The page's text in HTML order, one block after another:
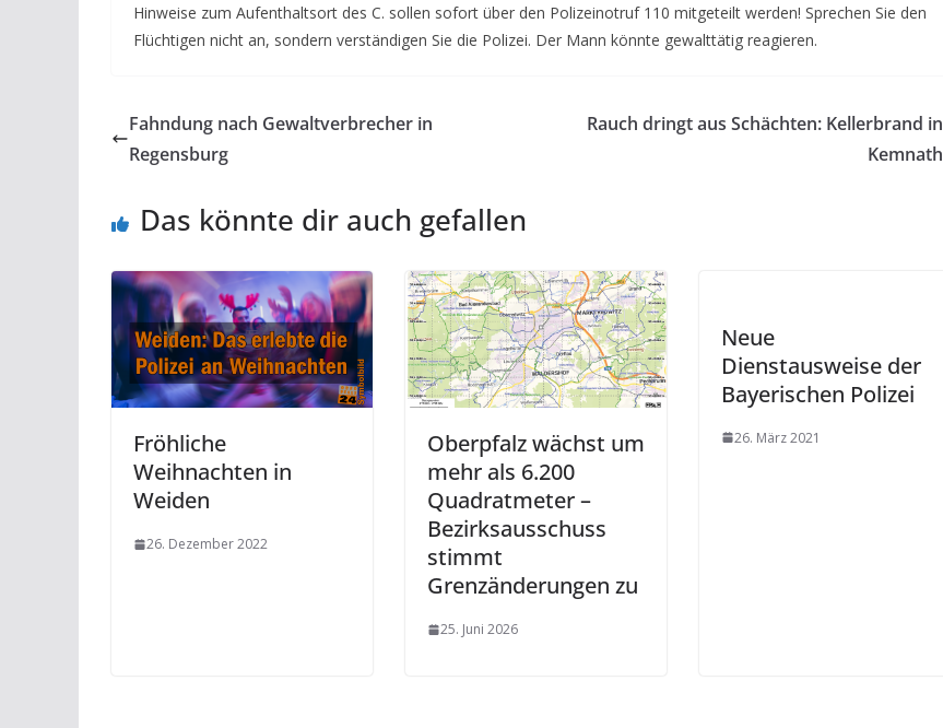
Hinweise zum Aufenthaltsort des C. sollen sofort über den Polizeinotruf 110 mitgeteilt werden! Sprechen Sie den
Flüchtigen nicht an, sondern verständigen Sie die Polizei. Der Mann könnte gewalttätig reagieren.
Fahndung nach Gewaltverbrecher in
Regensburg
Rauch dringt aus Schächten: Kellerbrand in
Kemnath
Das könnte dir auch gefallen
Fröhliche
Weihnachten in
Weiden
26. Dezember 2022
Oberpfalz wächst um
mehr als 6.200
Quadratmeter –
Bezirksausschuss
stimmt
Grenzänderungen zu
25. Juni 2026
Neue
Dienstausweise der
Bayerischen Polizei
26. März 2021